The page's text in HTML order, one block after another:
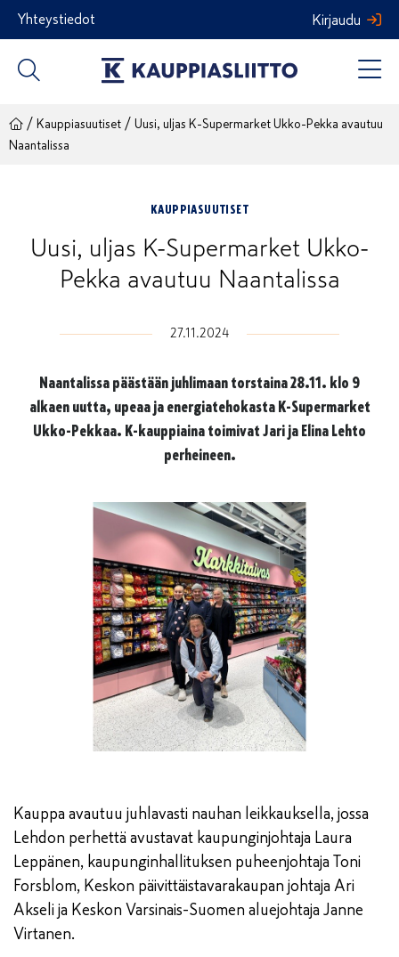
Siirry
sisältöön
Yhteystiedot Kirjaudu
/ Kauppiasuutiset / Uusi, uljas K-Supermarket Ukko-Pekka avautuu
Naantalissa
KAUPPIASUUTISET
Uusi, uljas K-Supermarket Ukko-
Pekka avautuu Naantalissa
27.11.2024
Naantalissa päästään juhlimaan torstaina 28.11. klo 9
alkaen uutta, upeaa ja energiatehokasta K-Supermarket
Ukko-Pekkaa. K-kauppiaina toimivat Jari ja Elina Lehto
perheineen.
Kauppa avautuu juhlavasti nauhan leikkauksella, jossa
Lehdon perhettä avustavat kaupunginjohtaja Laura
Leppänen, kaupunginhallituksen puheenjohtaja Toni
Forsblom, Keskon päivittäistavarakaupan johtaja Ari
Akseli ja Keskon Varsinais-Suomen aluejohtaja Janne
Virtanen.